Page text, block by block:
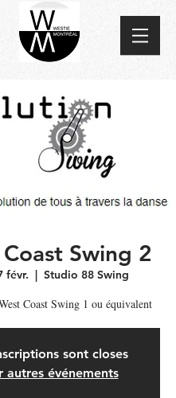
Swing 2
févr.
  |
Studio 88 Swing
Coast Swing 1 ou équivalent
sont closes
autres événements